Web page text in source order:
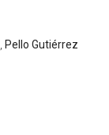
Pello Gutiérrez